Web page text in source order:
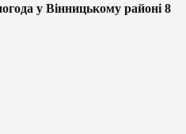
у Вінницькому районі 8